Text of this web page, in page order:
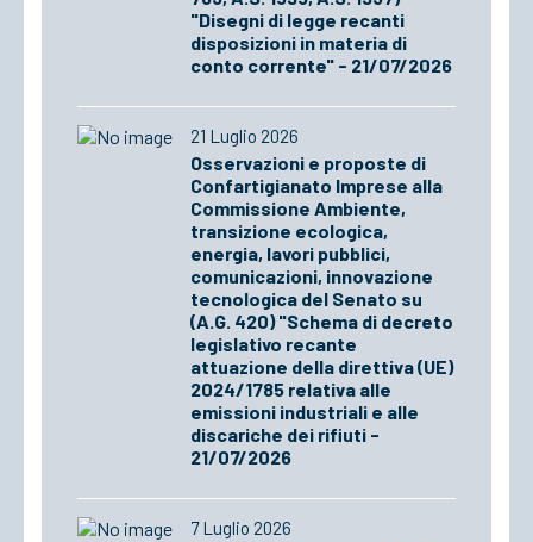
"Disegni di legge recanti
disposizioni in materia di
conto corrente" - 21/07/2026
21 Luglio 2026
Osservazioni e proposte di
Confartigianato Imprese alla
Commissione Ambiente,
transizione ecologica,
energia, lavori pubblici,
comunicazioni, innovazione
tecnologica del Senato su
(A.G. 420) "Schema di decreto
legislativo recante
attuazione della direttiva (UE)
2024/1785 relativa alle
emissioni industriali e alle
discariche dei rifiuti -
21/07/2026
7 Luglio 2026